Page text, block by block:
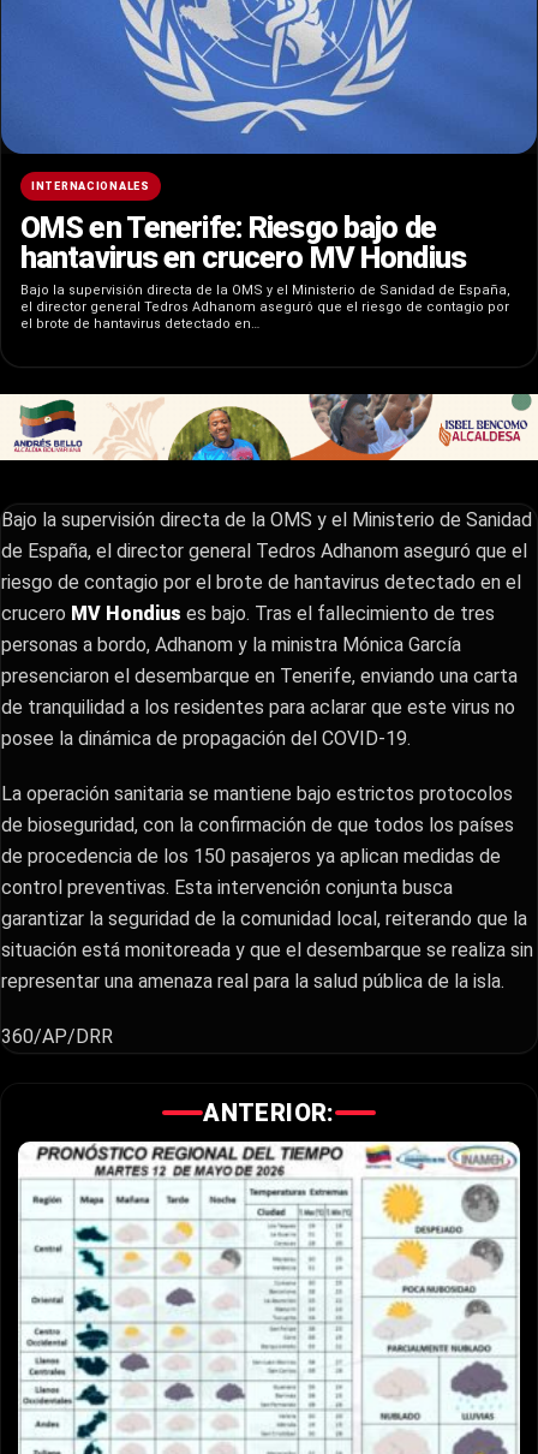
INTERNACIONALES
OMS en Tenerife: Riesgo bajo de
hantavirus en crucero MV Hondius
Bajo la supervisión directa de la OMS y el Ministerio de Sanidad de España,
el director general Tedros Adhanom aseguró que el riesgo de contagio por
el brote de hantavirus detectado en…
Bajo la supervisión directa de la OMS y el Ministerio de Sanidad
de España, el director general Tedros Adhanom aseguró que el
riesgo de contagio por el brote de hantavirus detectado en el
crucero MV Hondius es bajo. Tras el fallecimiento de tres
personas a bordo, Adhanom y la ministra Mónica García
presenciaron el desembarque en Tenerife, enviando una carta
de tranquilidad a los residentes para aclarar que este virus no
posee la dinámica de propagación del COVID-19.
​La operación sanitaria se mantiene bajo estrictos protocolos
de bioseguridad, con la confirmación de que todos los países
de procedencia de los 150 pasajeros ya aplican medidas de
control preventivas. Esta intervención conjunta busca
garantizar la seguridad de la comunidad local, reiterando que la
situación está monitoreada y que el desembarque se realiza sin
representar una amenaza real para la salud pública de la isla.
360/AP/DRR
ANTERIOR: